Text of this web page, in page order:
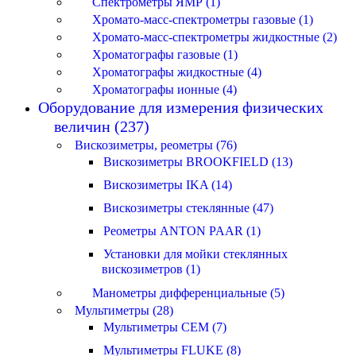
Хромато-масс-спектрометры газовые (1)
Хромато-масс-спектрометры жидкостные (2)
Хроматографы газовые (1)
Хроматографы жидкостные (4)
Хроматографы ионные (4)
Оборудование для измерения физических
величин (237)
Вискозиметры, реометры (76)
Вискозиметры BROOKFIELD (13)
Вискозиметры IKA (14)
Вискозиметры стеклянные (47)
Реометры ANTON PAAR (1)
Установки для мойки стеклянных
вискозиметров (1)
Манометры дифференциальные (5)
Мультиметры (28)
Мультиметры CEM (7)
Мультиметры FLUKE (8)